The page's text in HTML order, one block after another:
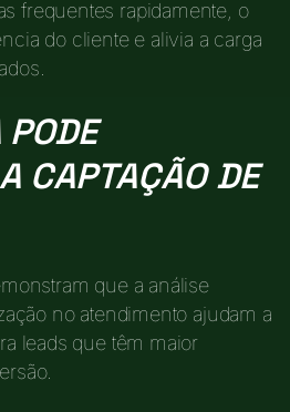
frequentes rapidamente, o
do cliente e alivia a carga
CAPTAÇÃO DE
que a análise
no atendimento ajudam a
leads que têm maior